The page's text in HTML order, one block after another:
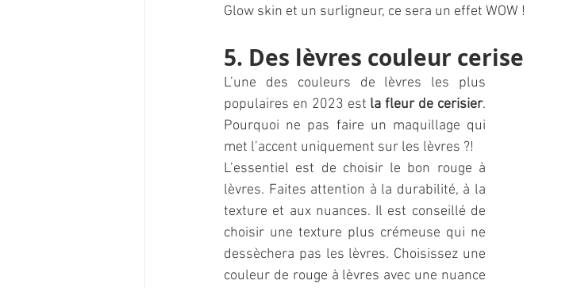
Glow skin et un surligneur, ce sera un effet WOW !
5. Des lèvres couleur cerise
L’une des couleurs de lèvres les plus
populaires en 2023 est la fleur de cerisier.
Pourquoi ne pas faire un maquillage qui
met l’accent uniquement sur les lèvres ?!
L’essentiel est de choisir le bon rouge à
lèvres. Faites attention à la durabilité, à la
texture et aux nuances. Il est conseillé de
choisir une texture plus crémeuse qui ne
dessèchera pas les lèvres. Choisissez une
couleur de rouge à lèvres avec une nuance